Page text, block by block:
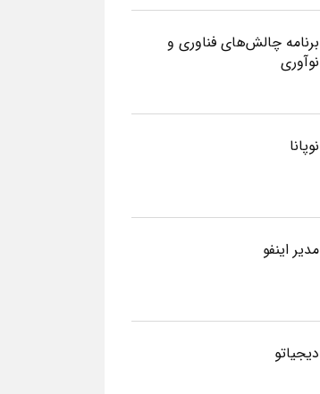
برنامه چالش‌های فناوری و
نوآوری
نوپانا
مدیر اینفو
دیجیاتو